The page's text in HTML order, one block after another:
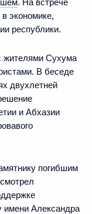
. На встрече
экономике,
республики.
жителями Сухума
В беседе
двухлетней
и Абхазии
погибшим
имени Александра